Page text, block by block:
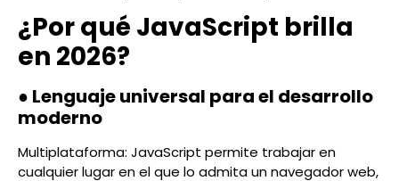
¿Por qué JavaScript brilla
en 2026?
● Lenguaje universal para el desarrollo
moderno
Multiplataforma: JavaScript permite trabajar en
cualquier lugar en el que lo admita un navegador web,